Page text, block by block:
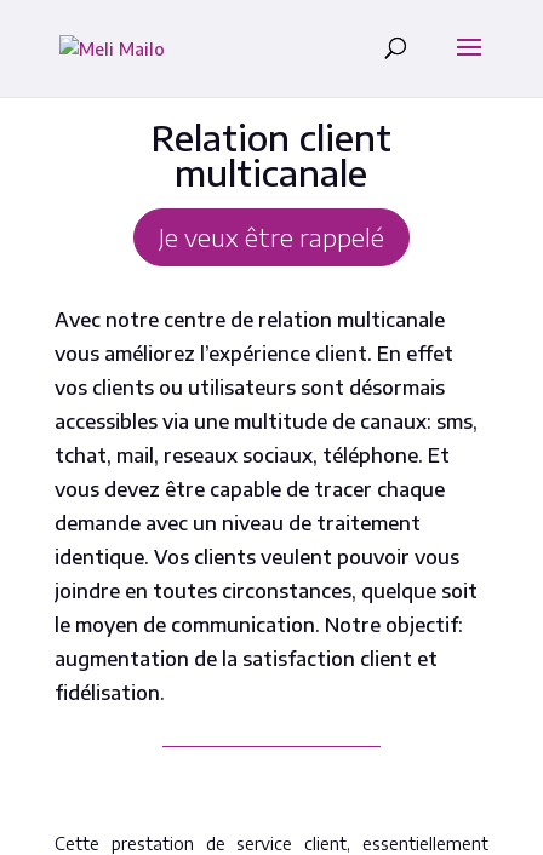
Relation client
multicanale
Je veux être rappelé
Avec notre centre de relation multicanale
vous améliorez l’expérience client. En effet
vos clients ou utilisateurs sont désormais
accessibles via une multitude de canaux: sms,
tchat, mail, reseaux sociaux, téléphone. Et
vous devez être capable de tracer chaque
demande avec un niveau de traitement
identique. Vos clients veulent pouvoir vous
joindre en toutes circonstances, quelque soit
le moyen de communication. Notre objectif:
augmentation de la satisfaction client et
fidélisation.
Cette prestation de service client, essentiellement